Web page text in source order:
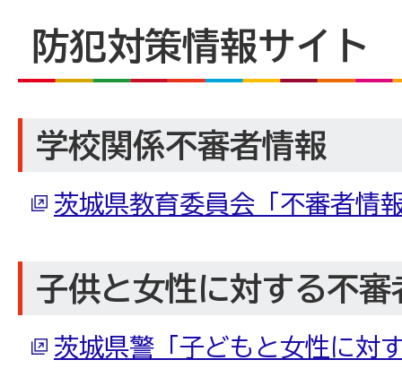
防犯対策情報サイト
学校関係不審者情報
茨城県教育委員会「不審者情
子供と女性に対する不審
茨城県警「子どもと女性に対